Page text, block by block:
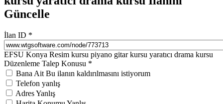
Güncelle
İlan ID *
EFSU Konya Resim kursu piyano gitar kursu yaratıcı drama kursu
Düzenleme Talep Konusu *
Bana Ait Bu ilanın kaldırılmasını istiyorum
Telefon yanlış
Adres Yanlış